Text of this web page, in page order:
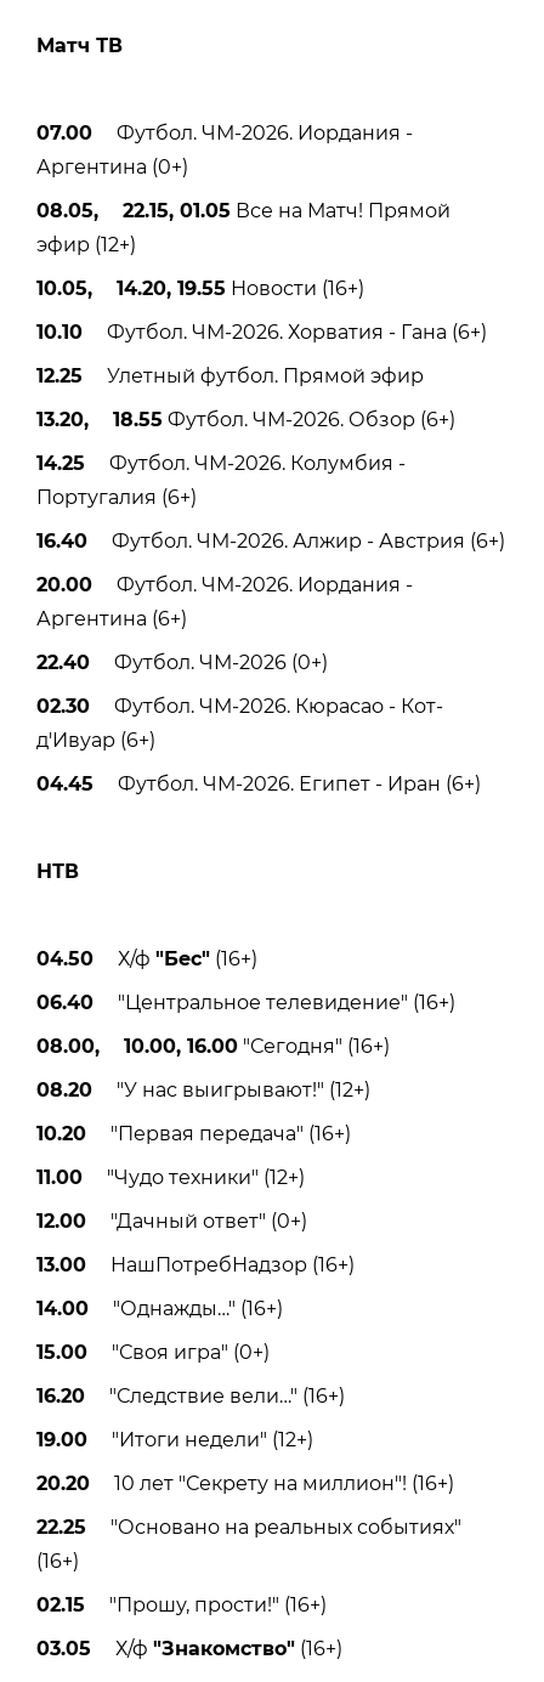
Матч ТВ
07.00 Футбол. ЧМ-2026. Иордания -
Аргентина (0+)
08.05, 22.15, 01.05 Все на Матч! Прямой
эфир (12+)
10.05, 14.20, 19.55 Новости (16+)
10.10 Футбол. ЧМ-2026. Хорватия - Гана (6+)
12.25 Улетный футбол. Прямой эфир
13.20, 18.55 Футбол. ЧМ-2026. Обзор (6+)
14.25 Футбол. ЧМ-2026. Колумбия -
Португалия (6+)
16.40 Футбол. ЧМ-2026. Алжир - Австрия (6+)
20.00 Футбол. ЧМ-2026. Иордания -
Аргентина (6+)
22.40 Футбол. ЧМ-2026 (0+)
02.30 Футбол. ЧМ-2026. Кюрасао - Кот-
д'Ивуар (6+)
04.45 Футбол. ЧМ-2026. Египет - Иран (6+)
НТВ
04.50 Х/ф "Бес" (16+)
06.40 "Центральное телевидение" (16+)
08.00, 10.00, 16.00 "Сегодня" (16+)
08.20 "У нас выигрывают!" (12+)
10.20 "Первая передача" (16+)
11.00 "Чудо техники" (12+)
12.00 "Дачный ответ" (0+)
13.00 НашПотребНадзор (16+)
14.00 "Однажды…" (16+)
15.00 "Своя игра" (0+)
16.20 "Следствие вели…" (16+)
19.00 "Итоги недели" (12+)
20.20 10 лет "Секрету на миллион"! (16+)
22.25 "Основано на реальных событиях"
(16+)
02.15 "Прошу, прости!" (16+)
03.05 Х/ф "Знакомство" (16+)